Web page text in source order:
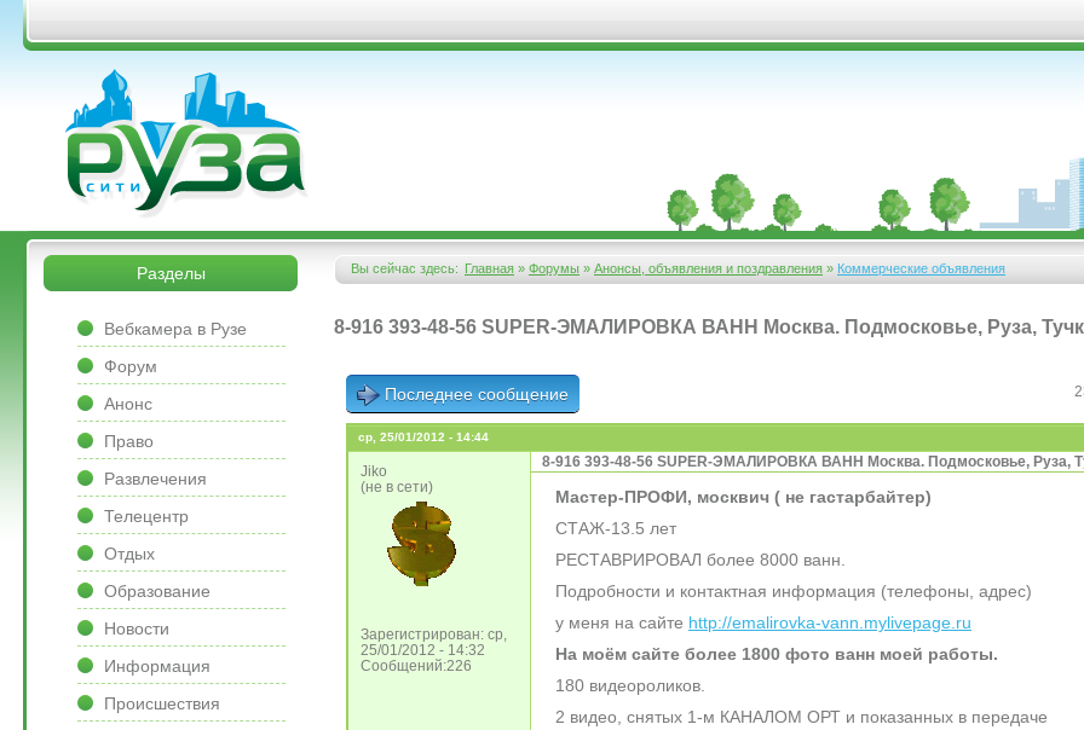
Перейти к основному содержанию
&bsps;
&bsps;
Вы сейчас здесь:
Вы здесь
Главная » Форумы » Анонсы, объявления и поздравления » Коммерческие объявления
8-916 393-48-56 SUPER-ЭМАЛИРОВКА ВАНН Москва. Подмосковье, Руза,
Последнее сообщение
ср, 25/01/2012 - 14:44
Jiko
(не в сети)
Зарегистрирован: ср,
25/01/2012 - 14:32
Сообщений:226
8-916 393-48-56 SUPER-ЭМАЛИРОВКА ВАНН Москва. Подмосковье, Руза,
Мастер-ПРОФИ, москвич ( не гастарбайтер)
СТАЖ-13.5 лет
РЕСТАВРИРОВАЛ более 8000 ванн.
Подробности и контактная информация (телефоны, адрес)
у меня на сайте http://emalirovka-vann.mylivepage.ru
На моём сайте более 1800 фото ванн моей работы.
180 видеороликов.
2 видео, снятых 1-м КАНАЛОМ ОРТ и показанных в передаче
Разделы
Вебкамера в Рузе
Форум
Анонс
Право
Развлечения
Телецентр
Отдых
Образование
Новости
Информация
Происшествия